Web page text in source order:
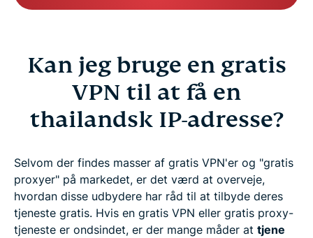
Kan jeg bruge en gratis
VPN til at få en
thailandsk IP-adresse?
Selvom der findes masser af gratis VPN'er og "gratis
proxyer" på markedet, er det værd at overveje,
hvordan disse udbydere har råd til at tilbyde deres
tjeneste gratis. Hvis en gratis VPN eller gratis proxy-
tjeneste er ondsindet, er der mange måder at tjene